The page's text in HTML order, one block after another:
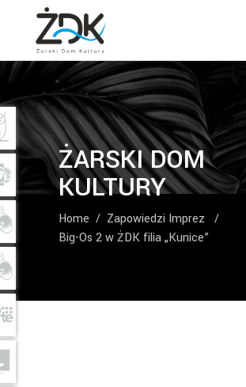
ŻARSKI DOM
KULTURY
Home / Zapowiedzi Imprez
/
Big-Os 2 w ŻDK filia „Kunice”